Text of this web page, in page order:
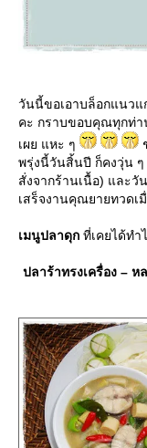
วันนี้ขอเอาบล็อกแนวแ
คะ กราบขอบคุณทุกท่า
เผย แหะ ๆ
พรุ่งนี้วันสิ้นปี ก็คงวุ่น ๆ
สั่งจากร้านเนื้อ) และวั
เสร็จงานคุณยายทวดเ
เมนูปลาดุก ที่เคยได้ทำ
ปลาร้าทรงเครื่อง –